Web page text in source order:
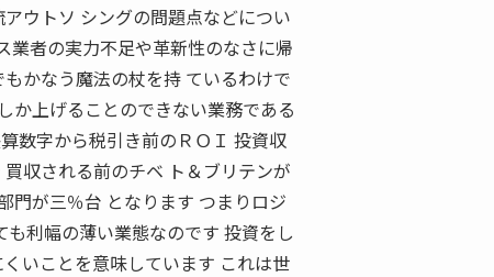
ウトソ シングの問題点などについ
者の実力不足や革新性のなさに帰
かなう魔法の杖を持 ているわけで
か上げることのできない業務である
数字から税引き前のＲＯＩ 投資収
収される前のチベ ト＆ブリテンが
門が三％台 となります つまりロジ
利幅の薄い業態なのです 投資をし
いことを意味しています これは世